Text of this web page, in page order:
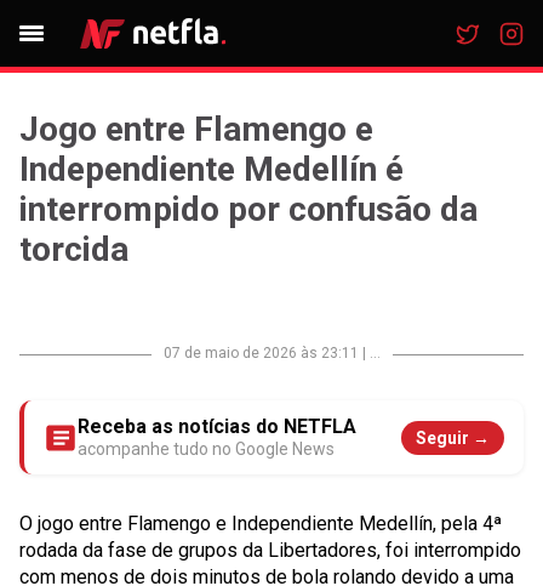
Jogo entre Flamengo e
Independiente Medellín é
interrompido por confusão da
torcida
07 de maio de 2026 às 23:11 ...
Receba as notícias do NETFLA
acompanhe tudo no Google News
Seguir →
O jogo entre Flamengo e Independiente Medellín, pela 4ª
rodada da fase de grupos da Libertadores, foi interrompido
com menos de dois minutos de bola rolando devido a uma